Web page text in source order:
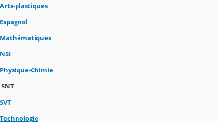
Arts-plastiques
Espagnol
Mathématiques
NSI
Physique-Chimie
SNT
SVT
Technologie